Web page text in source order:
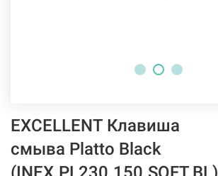
EXCELLENT Клавиша
смыва Platto Black